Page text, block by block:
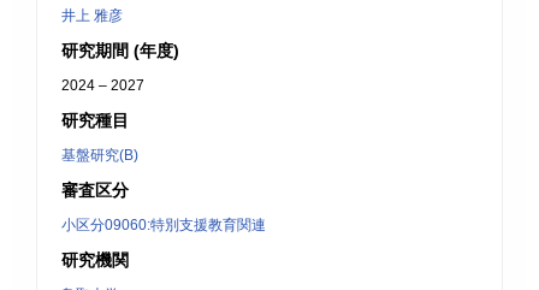
井上 雅彦
研究期間 (年度)
2024 – 2027
研究種目
基盤研究(B)
審査区分
小区分09060:特別支援教育関連
研究機関